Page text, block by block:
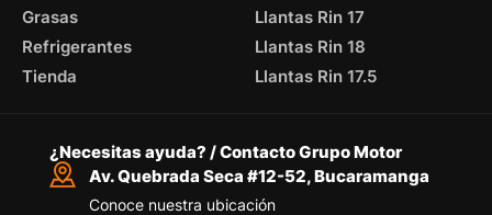
Grasas
Refrigerantes
Tienda
Llantas Rin 17
Llantas Rin 18
Llantas Rin 17.5
¿Necesitas ayuda? / Contacto Grupo Motor
Av. Quebrada Seca #12-52, Bucaramanga
Conoce nuestra ubicación